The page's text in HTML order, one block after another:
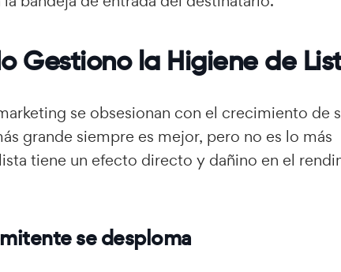
Gestiono la Higiene de
se obsesionan con el crecimiento de
grande siempre es mejor, pero no es lo más
tiene un efecto directo y dañino en el
se desploma